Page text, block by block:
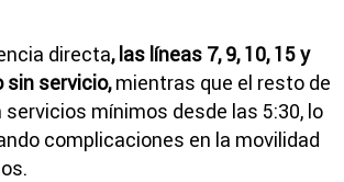
directa, las líneas 7, 9, 10, 15 y
sin servicio,mientras que el resto de
mínimos desde las 5:30, lo
complicaciones en la movilidad